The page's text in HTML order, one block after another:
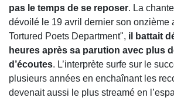
pas le temps de se reposer. La
dévoilé le 19 avril dernier son onzième
Tortured Poets Department", il battait
heures après sa parution avec plus
d’écoutes. L’interprète surfe sur le
plusieurs années en enchaînant les
devenait aussi le plus streamé en